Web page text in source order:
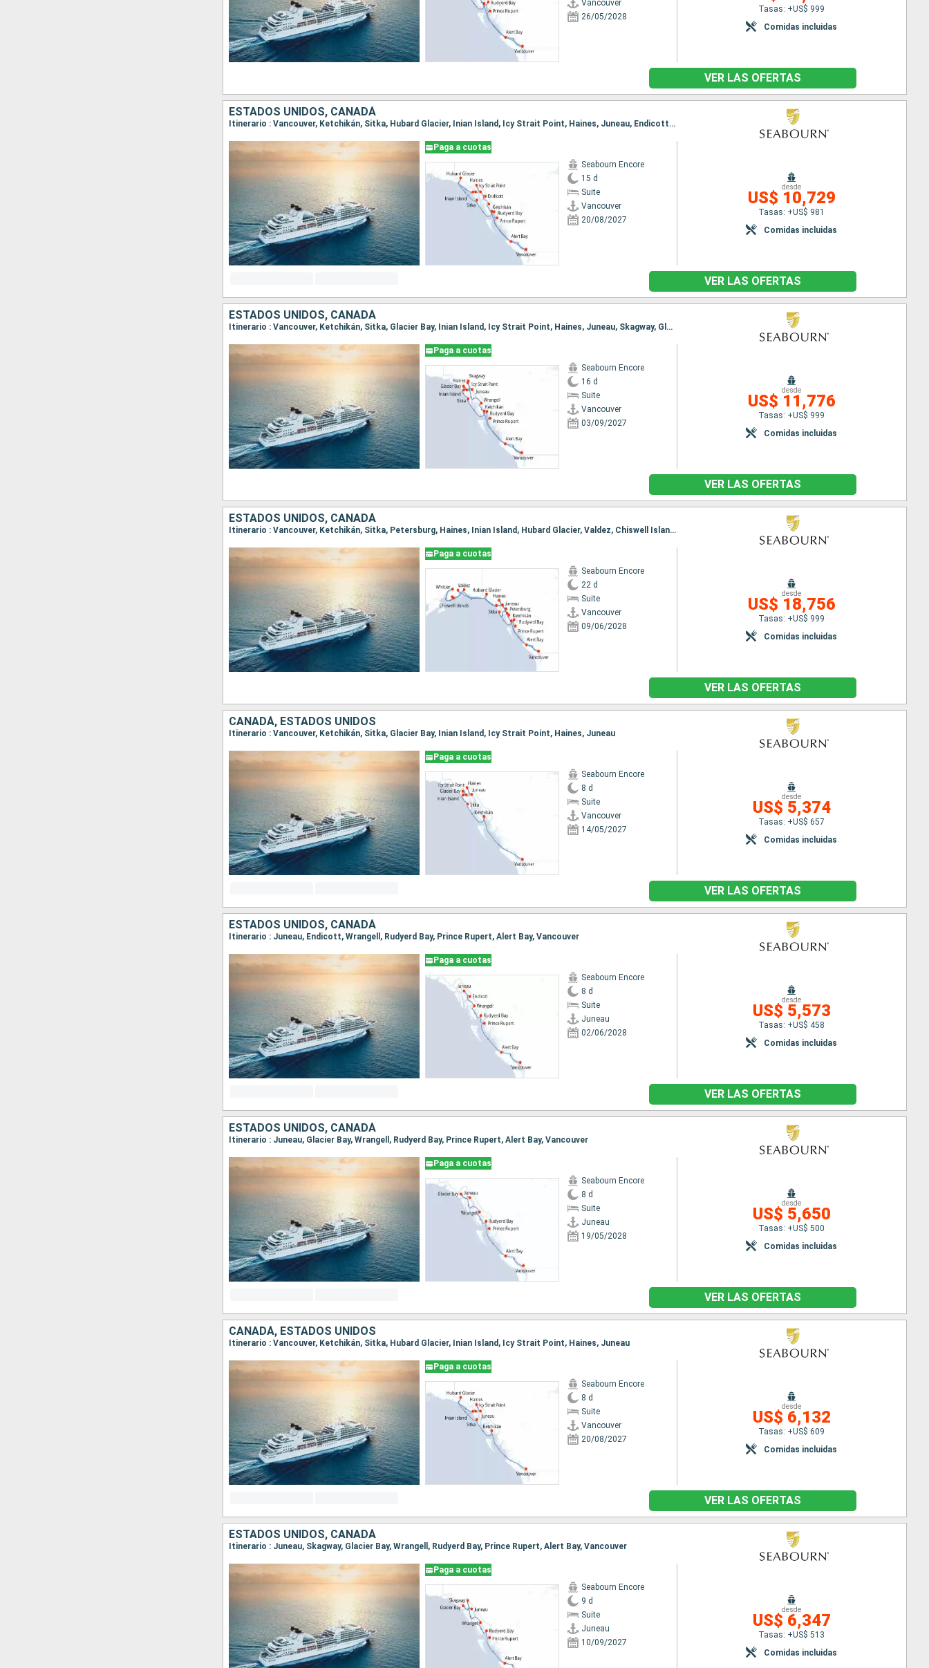
Vancouver
26/05/2028
Tasas: +US$ 999
Comidas incluidas
VER LAS OFERTAS
ESTADOS UNIDOS, CANADÁ
Itinerario : Vancouver, Ketchikán, Sitka, Hubard Glacier, Inian Island, Icy Strait Point, Haines, Juneau, Endicott, Wrangell, Rudyerd Bay, Prince Rupert, Alert Bay, Vancouver
Paga a cuotas
Seabourn Encore
15 d
Suite
Vancouver
20/08/2027
desde
US$ 10,729
Tasas: +US$ 981
Comidas incluidas
VER LAS OFERTAS
ESTADOS UNIDOS, CANADÁ
Itinerario : Vancouver, Ketchikán, Sitka, Glacier Bay, Inian Island, Icy Strait Point, Haines, Juneau, Skagway, Glacier Bay, Wrangell, Rudyerd Bay, Prince Rupert, Alert Bay, Vancouver
Paga a cuotas
Seabourn Encore
16 d
Suite
Vancouver
03/09/2027
desde
US$ 11,776
Tasas: +US$ 999
Comidas incluidas
VER LAS OFERTAS
ESTADOS UNIDOS, CANADÁ
Itinerario : Vancouver, Ketchikán, Sitka, Petersburg, Haines, Inian Island, Hubard Glacier, Valdez, Chiswell Islands, Holgate Glacier, College Fjord, Whittier, Harriman Fjord, Hubard Glacier, Juneau, Endicott, Wrangell, Rudyerd Bay, Prince Rupert, Alert Bay, Vancouver
Paga a cuotas
Seabourn Encore
22 d
Suite
Vancouver
09/06/2028
desde
US$ 18,756
Tasas: +US$ 999
Comidas incluidas
VER LAS OFERTAS
CANADÁ, ESTADOS UNIDOS
Itinerario : Vancouver, Ketchikán, Sitka, Glacier Bay, Inian Island, Icy Strait Point, Haines, Juneau
Paga a cuotas
Seabourn Encore
8 d
Suite
Vancouver
14/05/2027
desde
US$ 5,374
Tasas: +US$ 657
Comidas incluidas
VER LAS OFERTAS
ESTADOS UNIDOS, CANADÁ
Itinerario : Juneau, Endicott, Wrangell, Rudyerd Bay, Prince Rupert, Alert Bay, Vancouver
Paga a cuotas
Seabourn Encore
8 d
Suite
Juneau
02/06/2028
desde
US$ 5,573
Tasas: +US$ 458
Comidas incluidas
VER LAS OFERTAS
ESTADOS UNIDOS, CANADÁ
Itinerario : Juneau, Glacier Bay, Wrangell, Rudyerd Bay, Prince Rupert, Alert Bay, Vancouver
Paga a cuotas
Seabourn Encore
8 d
Suite
Juneau
19/05/2028
desde
US$ 5,650
Tasas: +US$ 500
Comidas incluidas
VER LAS OFERTAS
CANADÁ, ESTADOS UNIDOS
Itinerario : Vancouver, Ketchikán, Sitka, Hubard Glacier, Inian Island, Icy Strait Point, Haines, Juneau
Paga a cuotas
Seabourn Encore
8 d
Suite
Vancouver
20/08/2027
desde
US$ 6,132
Tasas: +US$ 609
Comidas incluidas
VER LAS OFERTAS
ESTADOS UNIDOS, CANADÁ
Itinerario : Juneau, Skagway, Glacier Bay, Wrangell, Rudyerd Bay, Prince Rupert, Alert Bay, Vancouver
Paga a cuotas
Seabourn Encore
9 d
Suite
Juneau
10/09/2027
desde
US$ 6,347
Tasas: +US$ 513
Comidas incluidas